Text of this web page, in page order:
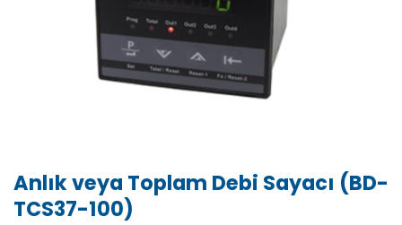
Anlık veya Toplam Debi Sayacı (BD-
TCS37-100)